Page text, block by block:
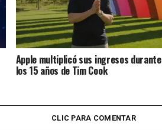
Apple multiplicó sus ingresos durante
los 15 años de Tim Cook
CLIC PARA COMENTAR